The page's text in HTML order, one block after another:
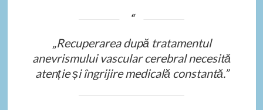
„Recuperarea după tratamentul
anevrismului vascular cerebral necesită
atenție și îngrijire medicală constantă.”